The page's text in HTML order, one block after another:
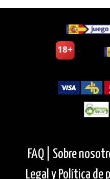
FAQ | Sobre
Legal y Política de